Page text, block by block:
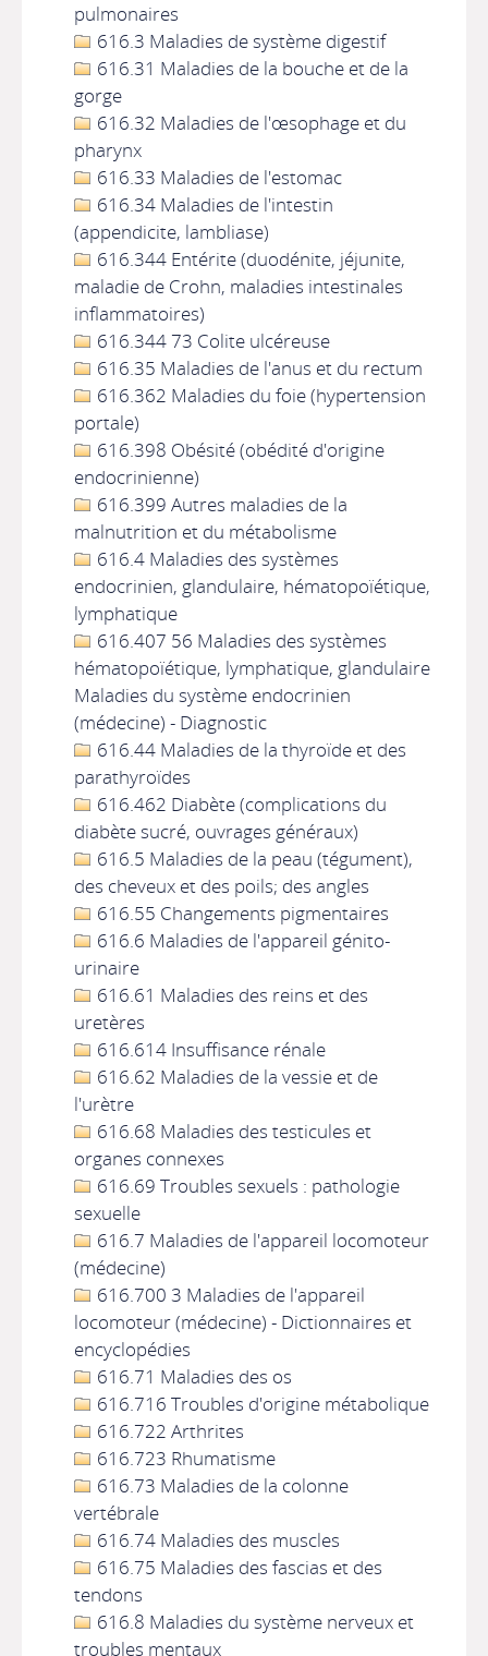
pulmonaires
616.3 Maladies de système digestif
616.31 Maladies de la bouche et de la
gorge
616.32 Maladies de l'œsophage et du
pharynx
616.33 Maladies de l'estomac
616.34 Maladies de l'intestin
(appendicite, lambliase)
616.344 Entérite (duodénite, jéjunite,
maladie de Crohn, maladies intestinales
inflammatoires)
616.344 73 Colite ulcéreuse
616.35 Maladies de l'anus et du rectum
616.362 Maladies du foie (hypertension
portale)
616.398 Obésité (obédité d'origine
endocrinienne)
616.399 Autres maladies de la
malnutrition et du métabolisme
616.4 Maladies des systèmes
endocrinien, glandulaire, hématopoïétique,
lymphatique
616.407 56 Maladies des systèmes
hématopoïétique, lymphatique, glandulaire
Maladies du système endocrinien
(médecine) - Diagnostic
616.44 Maladies de la thyroïde et des
parathyroïdes
616.462 Diabète (complications du
diabète sucré, ouvrages généraux)
616.5 Maladies de la peau (tégument),
des cheveux et des poils; des angles
616.55 Changements pigmentaires
616.6 Maladies de l'appareil génito-
urinaire
616.61 Maladies des reins et des
uretères
616.614 Insuffisance rénale
616.62 Maladies de la vessie et de
l'urètre
616.68 Maladies des testicules et
organes connexes
616.69 Troubles sexuels : pathologie
sexuelle
616.7 Maladies de l'appareil locomoteur
(médecine)
616.700 3 Maladies de l'appareil
locomoteur (médecine) - Dictionnaires et
encyclopédies
616.71 Maladies des os
616.716 Troubles d'origine métabolique
616.722 Arthrites
616.723 Rhumatisme
616.73 Maladies de la colonne
vertébrale
616.74 Maladies des muscles
616.75 Maladies des fascias et des
tendons
616.8 Maladies du système nerveux et
troubles mentaux